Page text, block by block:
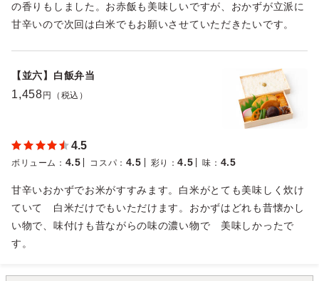
の香りもしました。お赤飯も美味しいですが、おかずが立派に
甘辛いので次回は白米でもお願いさせていただきたいです。
【並六】白飯弁当
1,458 円（税込）
4.5
ボリューム ： 4.5 コスパ ： 4.5 彩り ：4.5 味 ： 4.5
甘辛いおかずでお米がすすみます。白米がとても美味しく炊け
ていて 白米だけでもいただけます。おかずはどれも昔懐かし
い物で、味付けも昔ながらの味の濃い物で 美味しかったで
す。